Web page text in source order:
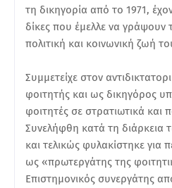
τη δικηγορία από το 1971,
δίκες που έμελλε να γράψουν
πολιτική και κοινωνική ζωή
Συμμετείχε στον
φοιτητής και ως δικηγόρος
φοιτητές σε στρατιωτικά και
Συνελήφθη κατά τη διάρκεια
και τελικώς φυλακίστηκε για
ως «πρωτεργάτης της
Επιστημονικός συνεργάτης